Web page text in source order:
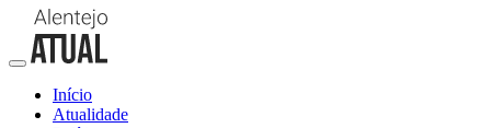
Início
Atualidade